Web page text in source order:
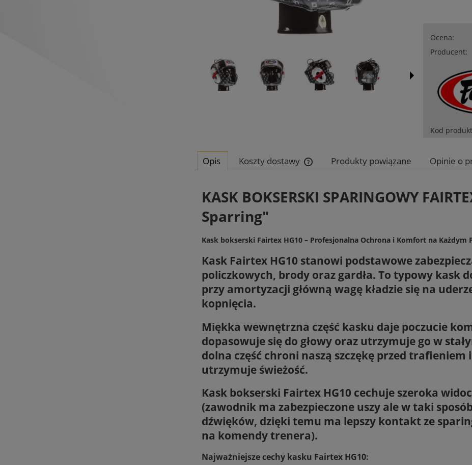
Ocena:
Producent:
Kod
Opis Koszty dostawy
płatności
Produkty powiązane Opinie o
KASK BOKSERSKI SPARINGOWY
Sparring"
Kask bokserski Fairtex HG10 – Profesjonalna Ochrona i Komfort na Każdym
Kask Fairtex HG10 stanowi podstawowe
policzkowych, brody oraz gardła. To typowy kask
przy amortyzacji główną wagę kładzie się na
kopnięcia.
Miękka wewnętrzna część kasku daje poczucie
dopasowuje się do głowy oraz utrzymuje go w
dolna część chroni naszą szczękę przed
utrzymuje świeżość.
Kask bokserski Fairtex HG10 cechuje szeroka
(zawodnik ma zabezpieczone uszy ale w taki
dźwięków, dzięki temu ma lepszy kontakt ze
na komendy trenera).
Najważniejsze cechy kasku Fairtex HG10: